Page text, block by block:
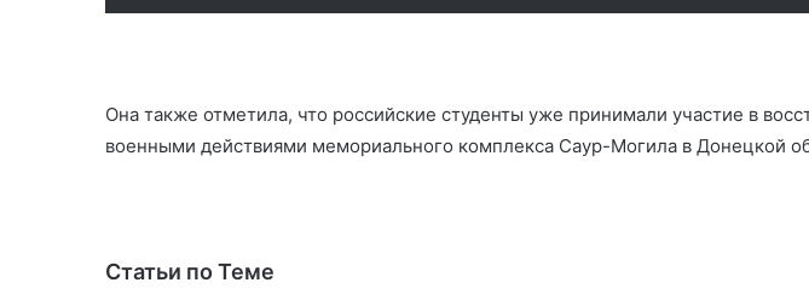
Она также отметила, что российские студенты уже принимали участие в
военными действиями мемориального комплекса Саур-Могила в Донецкой
Статьи по Теме